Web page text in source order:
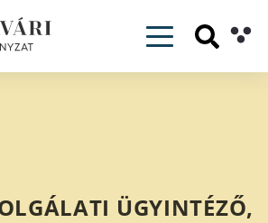
Toggle
ÜGYINTÉZŐ,